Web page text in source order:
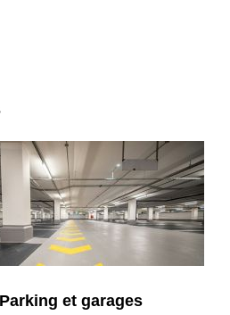
et garages